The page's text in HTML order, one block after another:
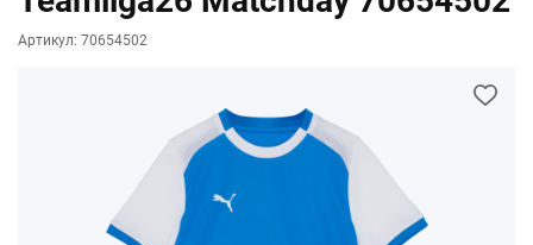
Артикул: 70654502